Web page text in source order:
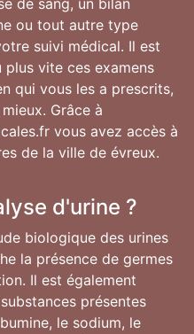
de sang, un bilan
ou tout autre type
suivi médical. Il est
vite ces examens
qui vous les a prescrits,
Grâce à
vous avez accès à
de la ville de évreux.
d'urine ?
biologique des urines
la présence de germes
Il est également
présentes
le sodium, le